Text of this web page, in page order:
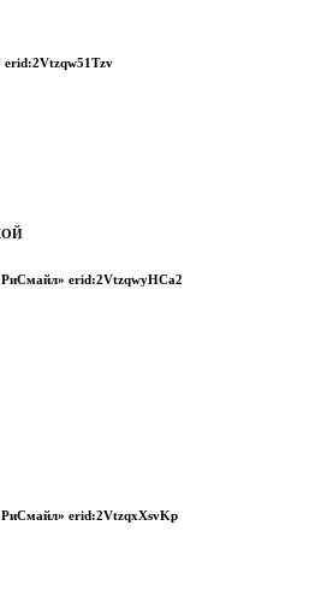
erid:2VtzqwyHCa2
erid:2VtzqxXsvKp